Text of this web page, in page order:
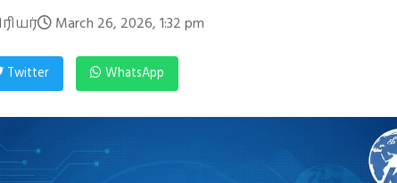
March 26, 2026, 1:32 pm
Twitter WhatsApp